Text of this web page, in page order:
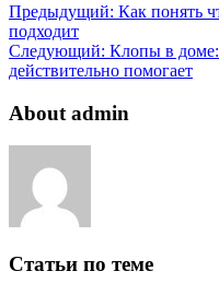
Предыдущий: Как понять
подходит
Следующий: Клопы в доме:
действительно помогает
About admin
Статьи по теме